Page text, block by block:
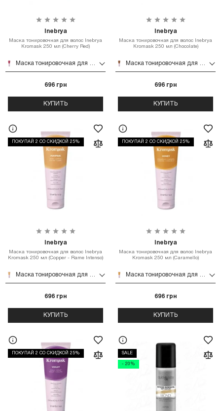
Inebrya
Маска тонировочная для волос Inebrya
Kromask 250 мл (Cherry Red)
Маска тонировочная для волос Inebrya Kromask 250 мл (Cherry Red)
696 грн
КУПИТЬ
Inebrya
Маска тонировочная для волос Inebrya
Kromask 250 мл (Chocolate)
Маска тонировочная для волос Inebrya Kromask 250 мл (Chocolate)
696 грн
КУПИТЬ
ПОКУПАЙ 2 СО СКИДКОЙ 25%
Inebrya
Маска тонировочная для волос Inebrya
Kromask 250 мл (Copper - Rame Intenso)
Маска тонировочная для волос Inebrya Kromask 250 мл (Copper - Rame Intenso)
696 грн
КУПИТЬ
ПОКУПАЙ 2 СО СКИДКОЙ 25%
Inebrya
Маска тонировочная для волос Inebrya
Kromask 250 мл (Caramello)
Маска тонировочная для волос Inebrya Kromask 250 мл (Caramello)
696 грн
КУПИТЬ
ПОКУПАЙ 2 СО СКИДКОЙ 25% SALE
- 20%